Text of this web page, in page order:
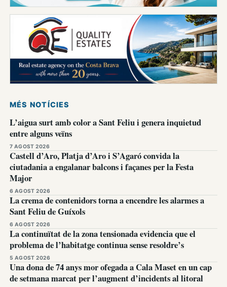
MÉS NOTÍCIES
L’aigua surt amb color a Sant Feliu i genera inquietud
entre alguns veïns
7 AGOST 2026
Castell d’Aro, Platja d’Aro i S’Agaró convida la
ciutadania a engalanar balcons i façanes per la Festa
Major
6 AGOST 2026
La crema de contenidors torna a encendre les alarmes a
Sant Feliu de Guíxols
6 AGOST 2026
La continuïtat de la zona tensionada evidencia que el
problema de l’habitatge continua sense resoldre’s
5 AGOST 2026
Una dona de 74 anys mor ofegada a Cala Maset en un cap
de setmana marcat per l’augment d’incidents al litoral